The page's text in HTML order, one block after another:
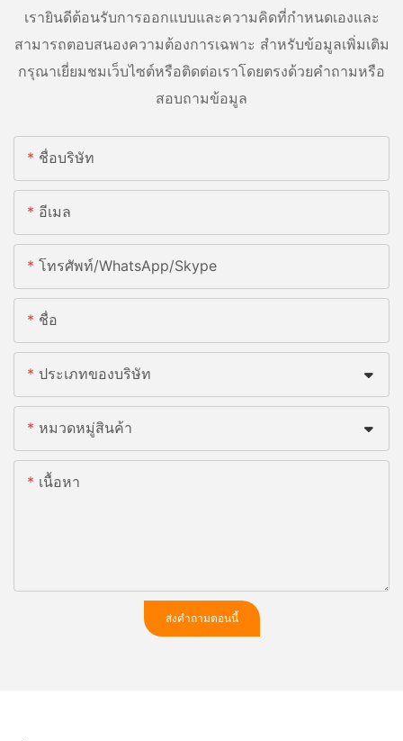
เรายินดีต้อนรับการออกแบบและความคิดที่กำหนดเองและ
สามารถตอบสนองความต้องการเฉพาะ สำหรับข้อมูลเพิ่มเติม
กรุณาเยี่ยมชมเว็บไซต์หรือติดต่อเราโดยตรงด้วยคำถามหรือ
สอบถามข้อมูล
ชื่อบริษัท
อีเมล
โทรศัพท์/WhatsApp/Skype
ชื่อ
ประเภทของบริษัท
หมวดหมู่สินค้า
เนื้อหา
ส่งคำถามตอนนี้